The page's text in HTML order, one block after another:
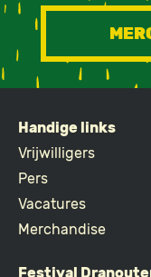
FOOTER
Handige links
Vrijwilligers
Pers
Vacatures
Merchandise
Festival